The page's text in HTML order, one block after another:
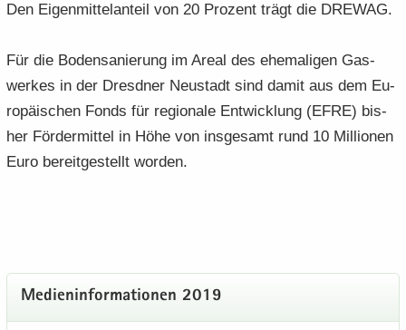
Den Ei­gen­mit­tel­an­teil von 20 Pro­zent trägt die DRE­WAG.
Für die Bo­den­sa­nie­rung im Areal des ehe­ma­li­gen Gas­
wer­kes in der Dresd­ner Neu­stadt sind damit aus dem Eu­
ro­päi­schen Fonds für re­gio­na­le Ent­wick­lung (EFRE) bis­
her För­der­mit­tel in Höhe von ins­ge­samt rund 10 Mil­lio­nen
Euro be­reit­ge­stellt wor­den.
Me­di­en­in­for­ma­tio­nen 2019